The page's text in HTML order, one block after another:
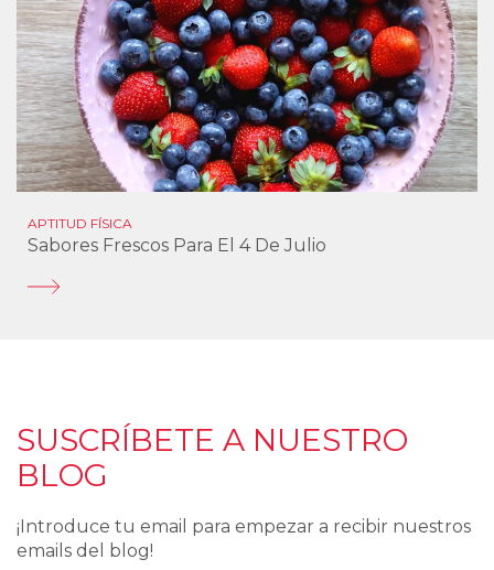
APTITUD FÍSICA
Sabores Frescos Para El 4 De Julio
SUSCRÍBETE A NUESTRO
BLOG
¡Introduce tu email para empezar a recibir nuestros
emails del blog!